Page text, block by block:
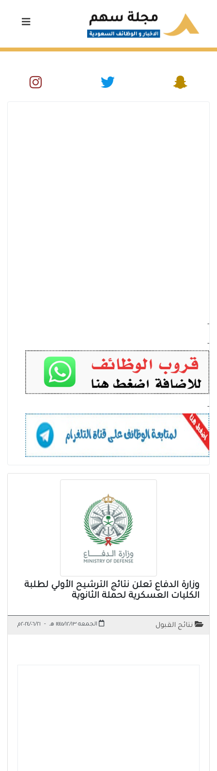
-
-
-
وزارة الدفاع تعلن نتائج الترشيح الأولي لطلبة
الكليات العسكرية لحملة الثانوية
نتائج القبول الجمعه ١٤٤٥/١٢/١٣ هـ - ٢٠٢٤/٠٦/٢١م